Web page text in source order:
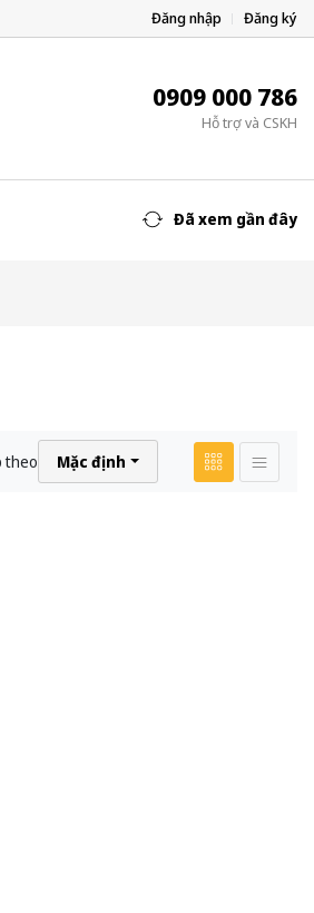
Đăng nhập Đăng ký
0909 000 786
Hỗ trợ và CSKH
Đã xem gần đây
theo Mặc định